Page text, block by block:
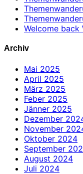
Welcome back
Archiv
Mai 2025
April 2025
März 2025
Feber 2025
Jänner 2025
Dezember
November
Oktober 2024
September
August 2024
Juli 2024